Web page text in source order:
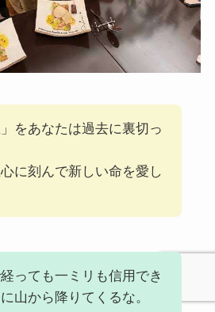
をあなたは過去に裏切っ
に刻んで新しい命を愛し
っても一ミリも信用でき
山から降りてくるな。